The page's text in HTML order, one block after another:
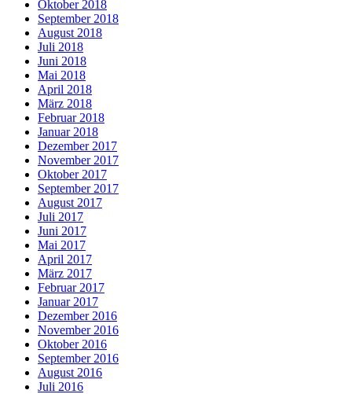
Oktober 2018
September 2018
August 2018
Juli 2018
Juni 2018
Mai 2018
April 2018
März 2018
Februar 2018
Januar 2018
Dezember 2017
November 2017
Oktober 2017
September 2017
August 2017
Juli 2017
Juni 2017
Mai 2017
April 2017
März 2017
Februar 2017
Januar 2017
Dezember 2016
November 2016
Oktober 2016
September 2016
August 2016
Juli 2016